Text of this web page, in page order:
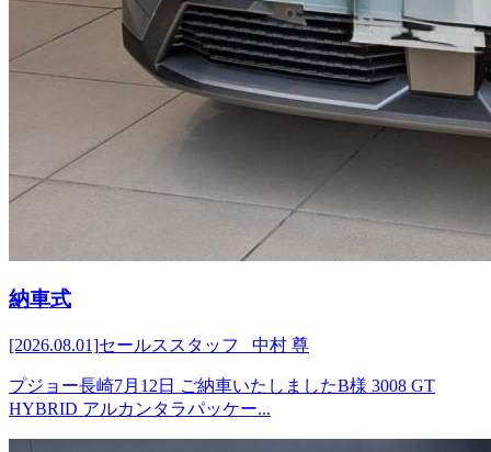
納車式
[2026.08.01]セールススタッフ 中村 尊
プジョー長崎⁡⁡7月12日 ご納車いたしましたB様 3008 GT
HYBRID アルカンタラパッケー...